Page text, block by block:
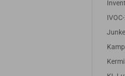
Kermi